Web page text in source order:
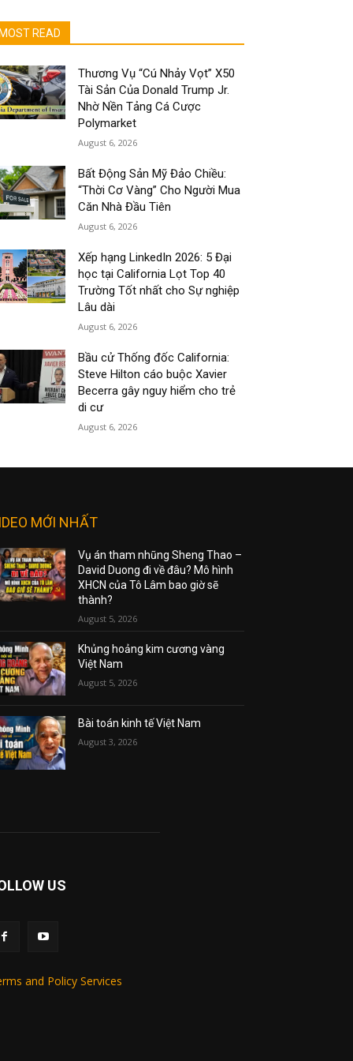
MOST READ
Thương Vụ “Cú Nhảy Vọt” X50
Tài Sản Của Donald Trump Jr.
Nhờ Nền Tảng Cá Cược
Polymarket
August 6, 2026
Bất Động Sản Mỹ Đảo Chiều:
“Thời Cơ Vàng” Cho Người Mua
Căn Nhà Đầu Tiên
August 6, 2026
Xếp hạng LinkedIn 2026: 5 Đại
học tại California Lọt Top 40
Trường Tốt nhất cho Sự nghiệp
Lâu dài
August 6, 2026
Bầu cử Thống đốc California:
Steve Hilton cáo buộc Xavier
Becerra gây nguy hiểm cho trẻ
di cư
August 6, 2026
MỚI NHẤT
Vụ án tham nhũng Sheng Thao –
David Duong đi về đâu? Mô hình
XHCN của Tô Lâm bao giờ sẽ
thành?
August 5, 2026
Khủng hoảng kim cương vàng
Việt Nam
August 5, 2026
Bài toán kinh tế Việt Nam
August 3, 2026
US
and Policy Services